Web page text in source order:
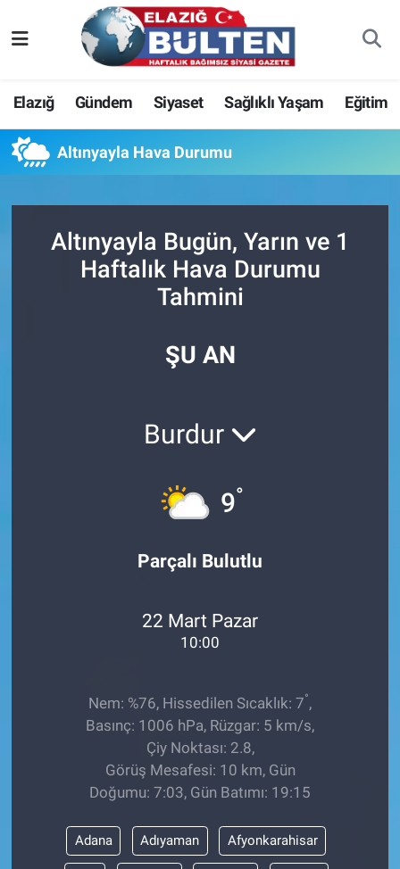
Elazığ Gündem Siyaset Sağlıklı Yaşam Eğitim
Altınyayla Hava Durumu
Altınyayla Bugün, Yarın ve 1
Haftalık Hava Durumu
Tahmini
ŞU AN
Burdur
9°
Parçalı Bulutlu
22 Mart Pazar
10:00
Nem: %76, Hissedilen Sıcaklık: 7°,
Basınç: 1006 hPa, Rüzgar: 5 km/s,
Çiy Noktası: 2.8,
Görüş Mesafesi: 10 km, Gün
Doğumu: 7:03, Gün Batımı: 19:15
Adana Adıyaman Afyonkarahisar
Asayiş
Bilim-Teknoloji
Eğitim
Ekonomi
Elazığ
Sağlıklı Yaşam
Nöbetçi Eczaneler
Hava Durumu
Namaz Vakitleri
Trafik Durumu
Süper Lig Puan Durumu ve Fikstür
Son Dakika Haberleri